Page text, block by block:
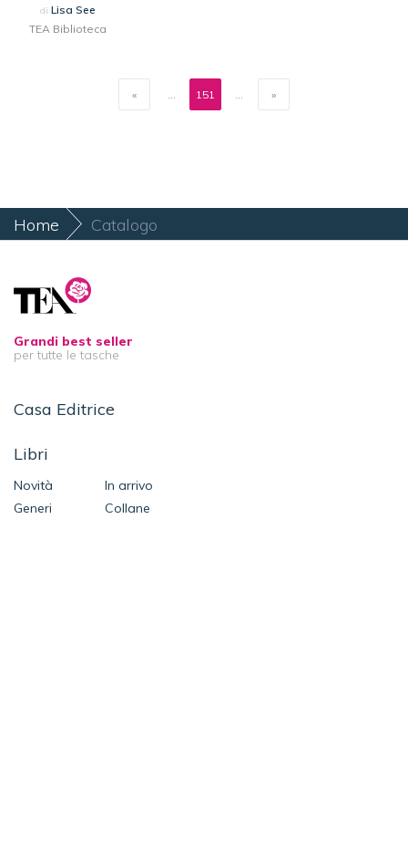
di Lisa See
TEA Biblioteca
« »
... 151 ...
Home Catalogo
Grandi best seller
per tutte le tasche
Casa Editrice
Libri
Novità
In arrivo
Generi
Collane